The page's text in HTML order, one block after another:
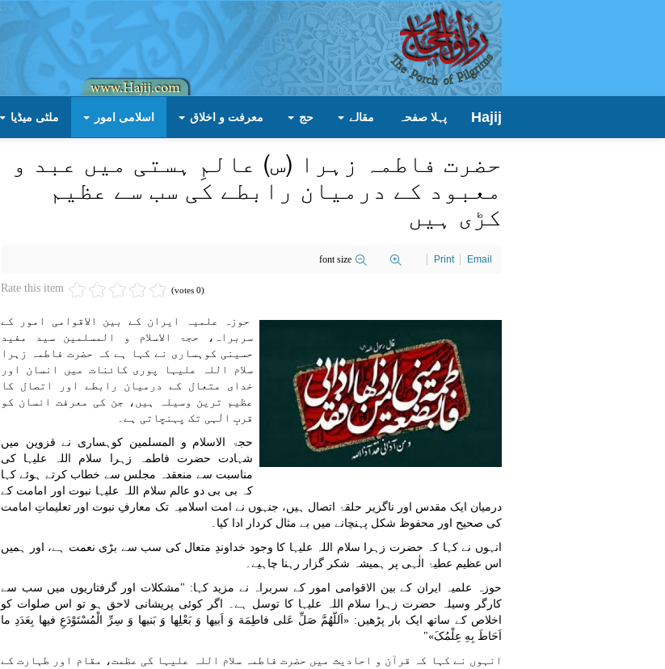
Hajij پہلا صفحہ مقالے حج معرفت و اخلاق اسلامی امور ملٹی میڈیا
حضرت فاطمہ زہرا (س) عالمِ ہستی میں عبد و
معبود کے درمیان رابطے کی سب سے عظیم
کڑی ہیں
font size Print Email
Rate this item (0 votes)
حوزہ علمیہ ایران کے بین الاقوامی امور کے
سربراہ، حجۃ الاسلام و المسلمین سید مفید
حسینی کوہساری نے کہا ہے کہ حضرت فاطمہ زہرا
سلام اللہ علیہا پوری کائنات میں انسان اور
خدای متعال کے درمیان رابطے اور اتصال کا
عظیم ترین وسیلہ ہیں، جن کی معرفت انسان کو
قربِ الٰہی تک پہنچاتی ہے۔
حجۃ الاسلام و المسلمین کوہساری نے قزوین میں
شہادت حضرت فاطمہ زہرا سلام اللہ علیہا کی
مناسبت سے منعقدہ مجلس سے خطاب کرتے ہوئے کہا
کہ بی بی دو عالم سلام اللہ علیہا نبوت اور امامت کے
درمیان ایک مقدس اور ناگزیر حلقۂ اتصال ہیں، جنہوں نے امت اسلامیہ تک معارفِ نبوت اور تعلیماتِ امامت
کی صحیح اور محفوظ شکل پہنچانے میں بے مثال کردار ادا کیا۔
انہوں نے کہا کہ حضرت زہرا سلام اللہ علیہا کا وجود خداوندِ متعال کی سب سے بڑی نعمت ہے، اور ہمیں
اس عظیم عطیۂ الٰہی پر ہمیشہ شکر گزار رہنا چاہیے۔
حوزہ علمیہ ایران کے بین الاقوامی امور کے سربراہ نے مزید کہا: "مشکلات اور گرفتاریوں میں سب سے
کارگر وسیلہ حضرت زہرا سلام اللہ علیہا کا توسل ہے۔ اگر کوئی پریشانی لاحق ہو تو اس صلوات کو
اخلاص کے ساتھ ایک بار پڑھیں: «اَللّهُمَّ صَلِّ عَلی فاطِمَة وَ اَبیها وَ بَعْلِها وَ بَنیها وَ سِرِّ الْمُسْتَوْدَعِ فیها بِعَدَدِ ما
اَحَاطَ بِهِ عِلْمُکَ»"
انہوں نے کہا کہ قرآن و احادیث میں حضرت فاطمہ سلام اللہ علیہا کی عظمت، مقام اور طہارت کے